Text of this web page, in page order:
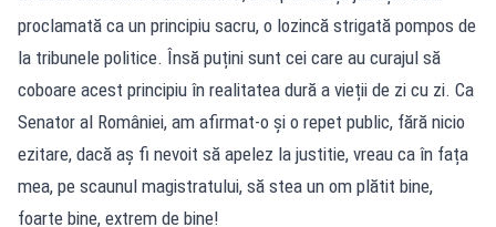
proclamată ca un principiu sacru, o lozincă strigată pompos de
la tribunele politice. Însă puțini sunt cei care au curajul să
coboare acest principiu în realitatea dură a vieții de zi cu zi. Ca
Senator al României, am afirmat-o și o repet public, fără nicio
ezitare, dacă aș fi nevoit să apelez la justitie, vreau ca în fața
mea, pe scaunul magistratului, să stea un om plătit bine,
foarte bine, extrem de bine!